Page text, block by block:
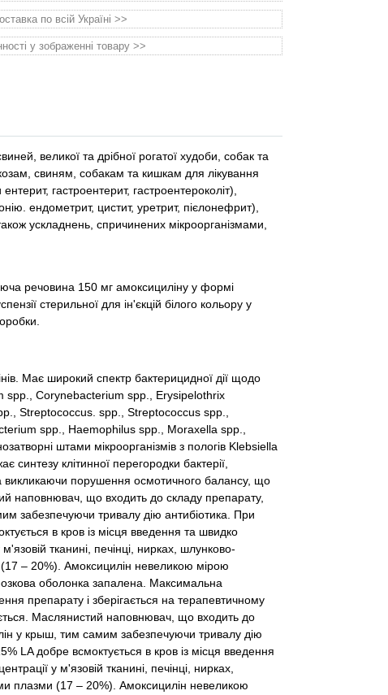
по всій Україні >>
у зображенні товару >>
великої та дрібної рогатої худоби, собак та
свиням, собакам та кишкам для лікування
гастроентерит, гастроентероколіт),
ендометрит, цистит, уретрит, пієлонефрит),
ускладнень, спричинених мікроорганізмами,
речовина 150 мг амоксициліну у формі
стерильної для ін'єкцій білого кольору у
Має широкий спектр бактерицидної дії щодо
spp., Corynebacterium spp., Erysipelothrix
Streptococcus. spp., Streptococcus spp.,
spp., Haemophilus spp., Moraxella spp.,
штами мікроорганізмів з пологів Klebsiella
клітинної перегородки бактерії,
викликаючи порушення осмотичного балансу, що
наповнювач, що входить до складу препарату,
забезпечуючи тривалу дію антибіотика. При
в кров із місця введення та швидко
тканині, печінці, нирках, шлунково-
(17 – 20%). Амоксицилін невеликою мірою
оболонка запалена. Максимальна
препарату і зберігається на терапевтичному
Маслянистий наповнювач, що входить до
у крыш, тим самим забезпечуючи тривалу дію
LA добре всмоктується в кров із місця введення
у м'язовій тканині, печінці, нирках,
плазми (17 – 20%). Амоксицилін невеликою